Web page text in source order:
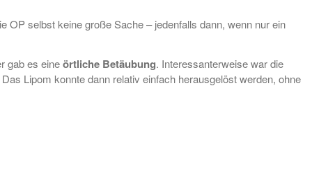
OP selbst keine große Sache – jedenfalls dann, wenn nur ein
gab es eineörtliche Betäubung. Interessanterweise war die
Lipom konnte dann relativ einfach herausgelöst werden, ohne